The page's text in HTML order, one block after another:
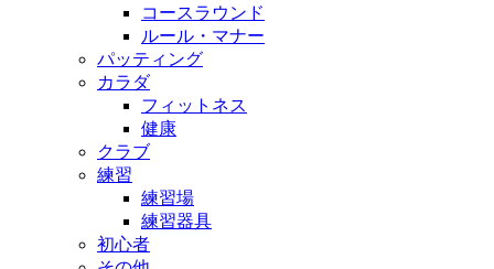
コースラウンド
ルール・マナー
パッティング
カラダ
フィットネス
健康
クラブ
練習
練習場
練習器具
初心者